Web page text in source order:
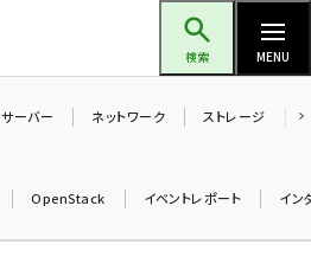
検索 MENU
サーバー ネットワーク ストレージ
OpenStack イベントレポート イン